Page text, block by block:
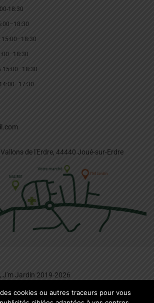
18:30
15:00–18:30
15:00–18:30
de l'Erdre, 44440 Joué-sur-Erdre
J'm Jardin 2019-2026
du site-Consentement aux cookies
cookies ou autres traceurs pour vous